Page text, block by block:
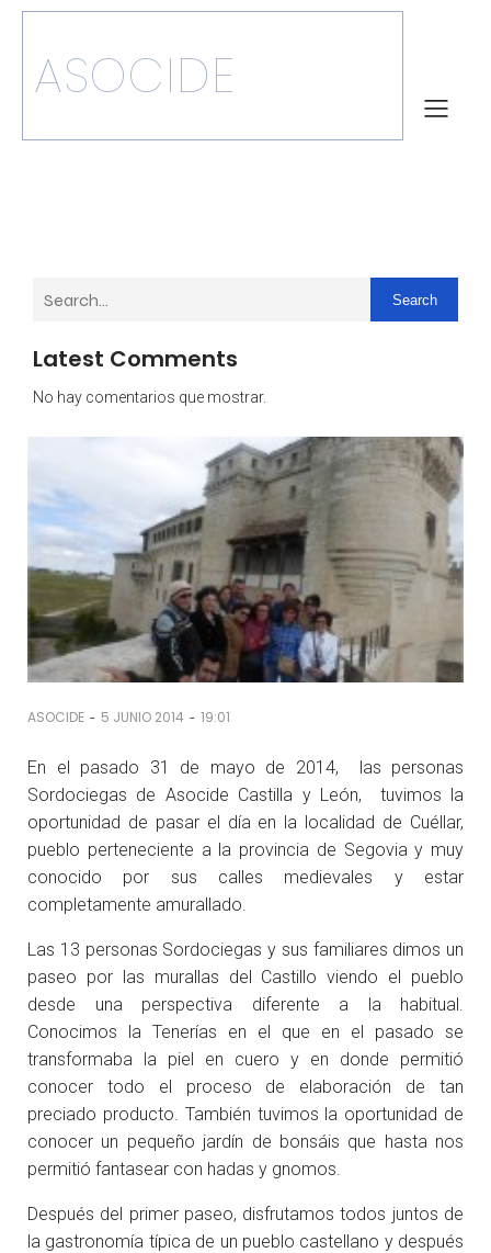
ASOCIDE
Search
Latest Comments
No hay comentarios que mostrar.
ASOCIDE - 5 JUNIO 2014 - 19:01
En el pasado 31 de mayo de 2014, las personas
Sordociegas de Asocide Castilla y León, tuvimos la
oportunidad de pasar el día en la localidad de Cuéllar,
pueblo perteneciente a la provincia de Segovia y muy
conocido por sus calles medievales y estar
completamente amurallado.
Las 13 personas Sordociegas y sus familiares dimos un
paseo por las murallas del Castillo viendo el pueblo
desde una perspectiva diferente a la habitual.
Conocimos la Tenerías en el que en el pasado se
transformaba la piel en cuero y en donde permitió
conocer todo el proceso de elaboración de tan
preciado producto. También tuvimos la oportunidad de
conocer un pequeño jardín de bonsáis que hasta nos
permitió fantasear con hadas y gnomos.
Después del primer paseo, disfrutamos todos juntos de
la gastronomía típica de un pueblo castellano y después